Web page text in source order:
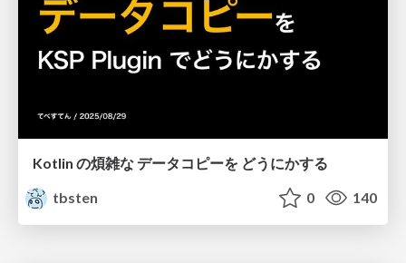
Kotlin の煩雑な データコピーを どうにかする
tbsten
0 140